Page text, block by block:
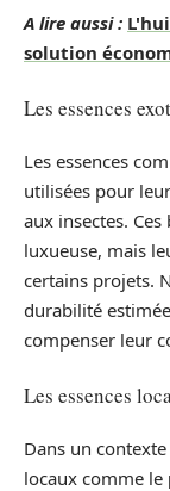
A lire aussi :
solution
Les essences
Les essences
utilisées pour
aux insectes.
luxueuse, mais
certains projets.
durabilité
compenser leur
Les essences
Dans un
locaux comme le